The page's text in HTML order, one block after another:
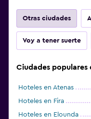
Otras ciudades
Voy a tener suerte
Ciudades populares
Hoteles en Atenas
Hoteles en Fira
Hoteles en Elounda